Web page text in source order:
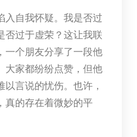
入自我怀疑。我是否过
否过于虚荣？这让我联
一个朋友分享了一段他
大家都纷纷点赞，但他
言说的忧伤。也许，
真的存在着微妙的平